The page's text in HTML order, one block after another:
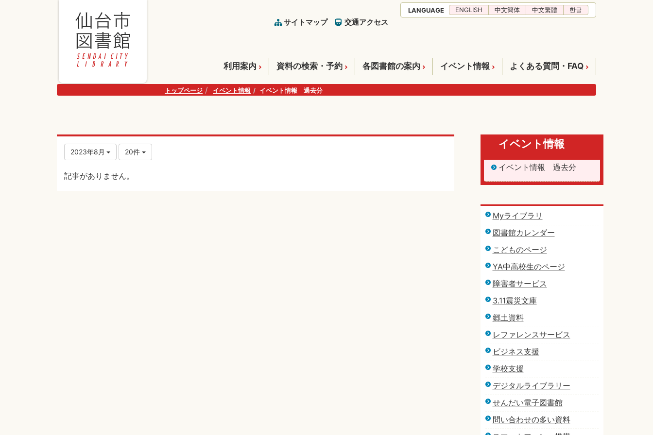
サイトマップ 交通アクセス
LANGUAGE ENGLISH 中文簡体 中文繁體 한글
利用案内 資料の検索・予約 各図書館の案内 イベント情報 よくある質問・FAQ
トップページ イベント情報 イベント情報 過去分
2023年8月 20件
記事がありません。
イベント情報
イベント情報 過去分
Myライブラリ
図書館カレンダー
こどものページ
YA中高校生のページ
障害者サービス
3.11震災文庫
郷土資料
レファレンスサービス
ビジネス支援
学校支援
デジタルライブラリー
せんだい電子図書館
問い合わせの多い資料